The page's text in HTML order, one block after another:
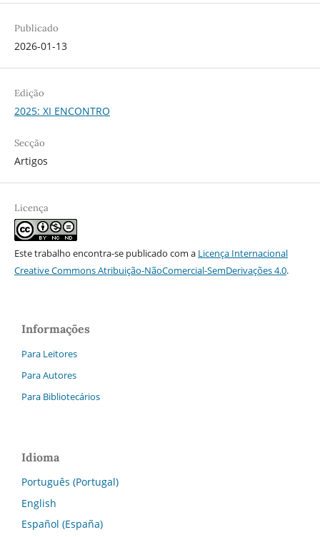
Publicado
2026-01-13
Edição
2025: XI ENCONTRO
Secção
Artigos
Licença
Este trabalho encontra-se publicado com a Licença Internacional
Creative Commons Atribuição-NãoComercial-SemDerivações 4.0.
Informações
Para Leitores
Para Autores
Para Bibliotecários
Idioma
Português (Portugal)
English
Español (España)